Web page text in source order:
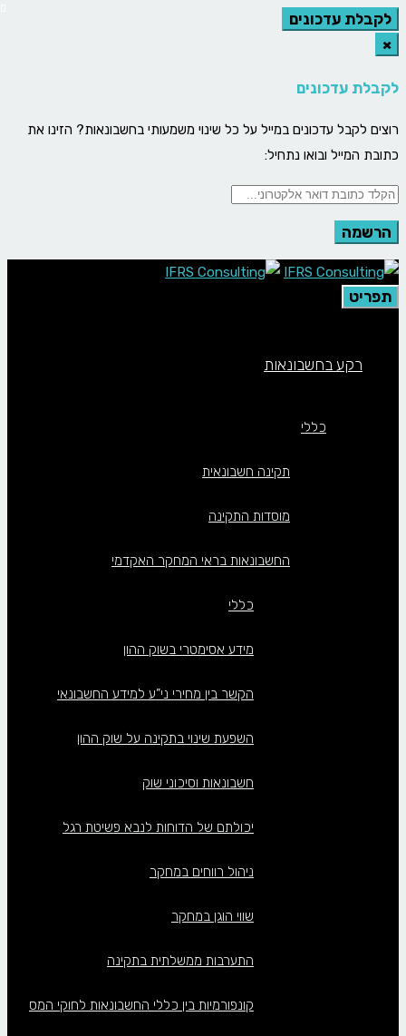
לקבלת עדכונים
×
לקבלת עדכונים
רוצים לקבל עדכונים במייל על כל שינוי משמעותי בחשבונאות? הזינו את
כתובת המייל ובואו נתחיל:
תפריט
רקע בחשבונאות
כללי
תקינה חשבונאית
מוסדות התקינה
החשבונאות בראי המחקר האקדמי
כללי
מידע אסימטרי בשוק ההון
הקשר בין מחירי ני”ע למידע החשבונאי
השפעת שינוי בתקינה על שוק ההון
חשבונאות וסיכוני שוק
יכולתם של הדוחות לנבא פשיטת רגל
ניהול רווחים במחקר
שווי הוגן במחקר
התערבות ממשלתית בתקינה
קונפורמיות בין כללי החשבונאות לחוקי המס